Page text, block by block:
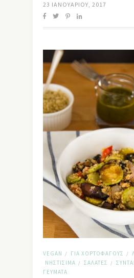
23 ΙΑΝΟΥΑΡΊΟΥ, 2017
VEGAN / ΓΙΑ ΧΟΡΤΟΦΆΓΟΥΣ /
ΝΗΣΤΊΣΙΜΑ / ΣΑΛΆΤΕΣ /
ΓΕΎΜΑΤΑ